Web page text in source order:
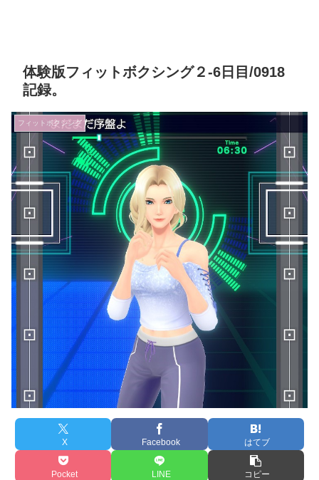
体験版フィットボクシング２-6日目/0918
記録。
フィットボクシング
X Facebook はてブ
Pocket LINE コピー